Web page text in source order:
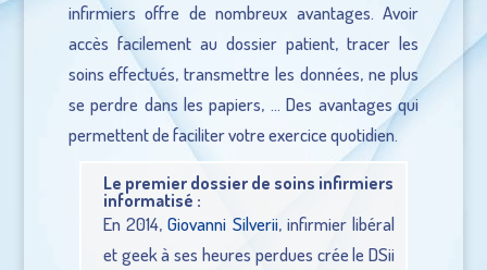
infirmiers offre de nombreux avantages. Avoir
accès facilement au dossier patient, tracer les
soins effectués, transmettre les données, ne plus
se perdre dans les papiers, … Des avantages qui
permettent de faciliter votre exercice quotidien.
Le premier dossier de soins infirmiers
informatisé :
En 2014,Giovanni Silverii, infirmier libéral
et geek à ses heures perdues crée le DSii